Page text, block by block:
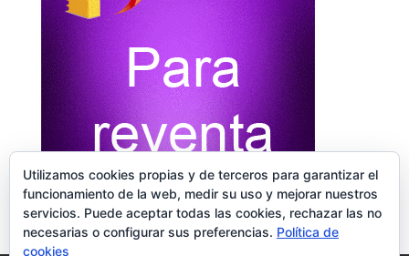
Utilizamos cookies propias y de terceros para garantizar el
funcionamiento de la web, medir su uso y mejorar nuestros
servicios. Puede aceptar todas las cookies, rechazar las no
necesarias o configurar sus preferencias. Política de
cookies